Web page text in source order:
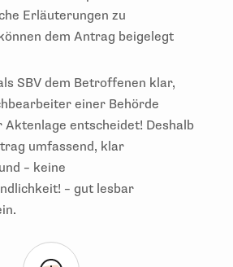
Erläuterungen zu
dem Antrag beigelegt
SBV dem Betroffenen klar,
einer Behörde
Aktenlage entscheidet! Deshalb
umfassend, klar
– keine
– gut lesbar